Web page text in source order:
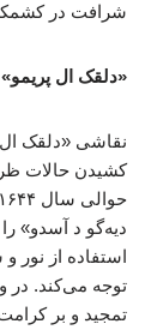
شرافت در
«دلقک ال پریمو»
نقاشی «دلقک ال
کشیدن حالات
دیه‌گو د آسدو»
استفاده از نور
توجه می‌کند. در
تمجید و بر